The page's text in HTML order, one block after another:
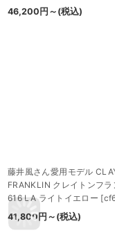
46,200 円 ～ (税込)
藤井風さん愛用モデル
FRANKLIN クレイトンフラ
616 LA ライトイエロー [
41,800 円 ～ (税込)